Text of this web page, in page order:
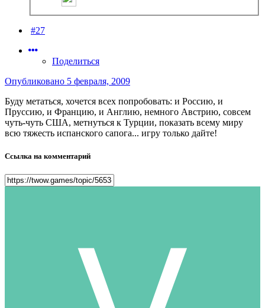
#27
Поделиться
Опубликовано 5 февраля, 2009
Буду метаться, хочется всех попробовать: и Россию, и
Пруссию, и Францию, и Англию, немного Австрию, совсем
чуть-чуть США, метнуться к Турции, показать всему миру
всю тяжесть испанского сапога... игру только дайте!
Ссылка на комментарий